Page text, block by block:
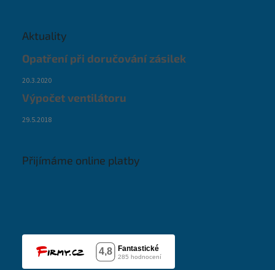
Aktuality
Opatření při doručování zásilek
20.3.2020
Výpočet ventilátoru
29.5.2018
Přijímáme online platby